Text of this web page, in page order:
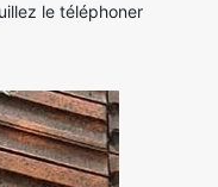
le téléphoner